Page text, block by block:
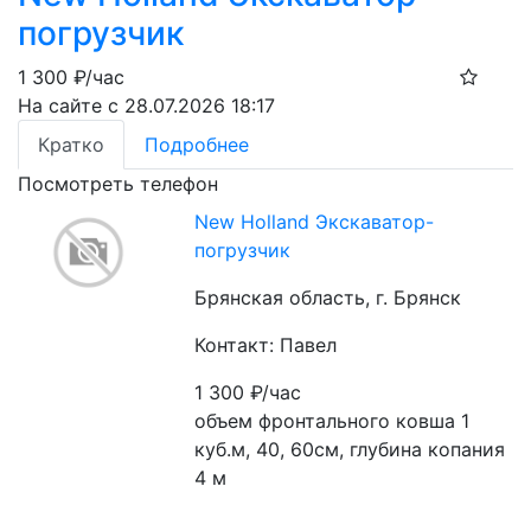
погрузчик
1 300 ₽/час
На сайте с 28.07.2026 18:17
Кратко
Подробнее
Посмотреть телефон
New Holland Экскаватор-
погрузчик
Брянская область, г. Брянск
Контакт: Павел
1 300₽/час
объем фронтального ковша 1
куб.м, 40, 60см, глубина копания
4 м